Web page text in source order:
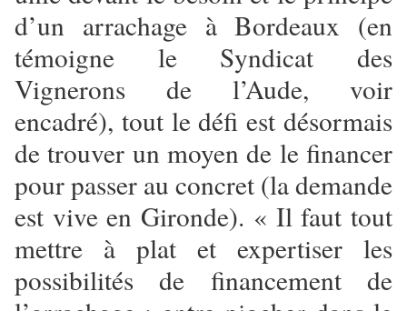
d’un arrachage à Bordeaux (en
témoigne le Syndicat des
Vignerons de l’Aude, voir
encadré), tout le défi est désormais
de trouver un moyen de le financer
pour passer au concret (la demande
est vive en Gironde). « Il faut tout
mettre à plat et expertiser les
possibilités de financement de